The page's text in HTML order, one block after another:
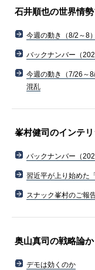
石井順也の世界情
今週の動き（8/2～8
バックナンバー（
今週の動き（7/26～
混乱
峯村健司のインテ
バックナンバー（
習近平が上り始めた
スナック峯村のご報
奥山真司の戦略論
デモは効くのか